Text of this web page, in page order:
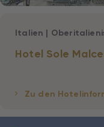
Hotel Sole
Italien |
Zu den